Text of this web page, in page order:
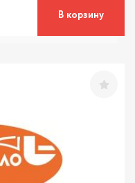
В корзину